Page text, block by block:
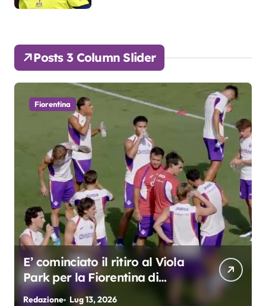
Posts 3 Column Slider
Fiorentina
E’ cominciato il ritiro al Viola
Park per la Fiorentina di
Grosso
Redazione Lug 13, 2026